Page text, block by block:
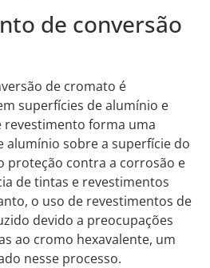
de conversão
de cromato é
superfícies de alumínio e
revestimento forma uma
alumínio sobre a superfície do
proteção contra a corrosão e
de tintas e revestimentos
o uso de revestimentos de
devido a preocupações
ao cromo hexavalente, um
nesse processo.